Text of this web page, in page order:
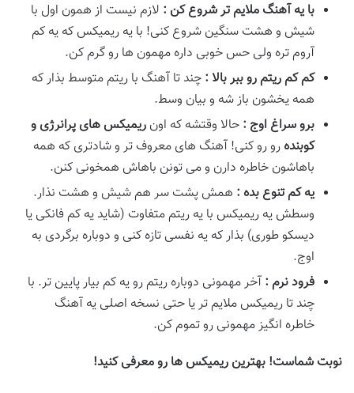
با یه آهنگ ملایم تر شروع کن : لازم نیست از همون اول با
شیش و هشت سنگین شروع کنی! با یه ریمیکس که یه کم
آروم تره ولی حس خوبی داره مهمون ها رو گرم کن.
کم کم ریتم رو ببر بالا : چند تا آهنگ با ریتم متوسط بذار که
همه یخشون باز شه و بیان وسط.
برو سراغ اوج : حالا وقتشه که اون ریمیکس های پرانرژی و
کوبنده رو رو کنی! آهنگ های معروف تر و شادتری که همه
باهاشون خاطره دارن و می تونن باهاش همخونی کنن.
یه کم تنوع بده : همش پشت سر هم شیش و هشت نذار.
وسطش یه ریمیکس با یه ریتم متفاوت (شاید یه کم فانکی یا
دیسکو طوری) بذار که یه نفسی تازه کنی و دوباره برگردی به
اوج.
فرود نرم : آخر مهمونی دوباره ریتم رو یه کم بیار پایین تر. با
چند تا ریمیکس ملایم تر یا حتی نسخه اصلی یه آهنگ
خاطره انگیز مهمونی رو تموم کن.
نوبت شماست! بهترین ریمیکس ها رو معرفی کنید!